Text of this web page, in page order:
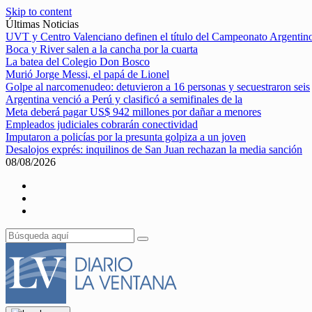
Skip to content
Últimas Noticias
UVT y Centro Valenciano definen el título del Campeonato
Boca y River salen a la cancha por la cuarta
La batea del Colegio Don Bosco
Murió Jorge Messi, el papá de Lionel
Golpe al narcomenudeo: detuvieron a 16 personas y secuestraron seis
Argentina venció a Perú y clasificó a semifinales de la
Meta deberá pagar US$ 942 millones por dañar a menores
Empleados judiciales cobrarán conectividad
Imputaron a policías por la presunta golpiza a un joven
Desalojos exprés: inquilinos de San Juan rechazan la media sanción
08/08/2026